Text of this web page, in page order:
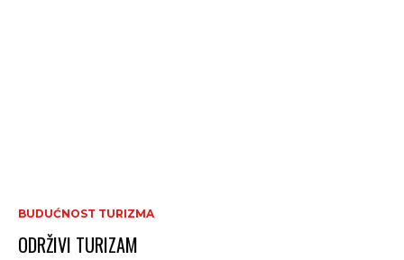
BUDUĆNOST TURIZMA
ODRŽIVI TURIZAM